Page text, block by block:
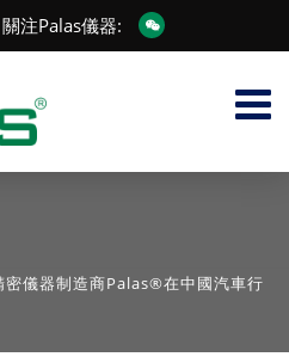
關注Palas儀器:
密儀器制造商Palas®在中國汽車行